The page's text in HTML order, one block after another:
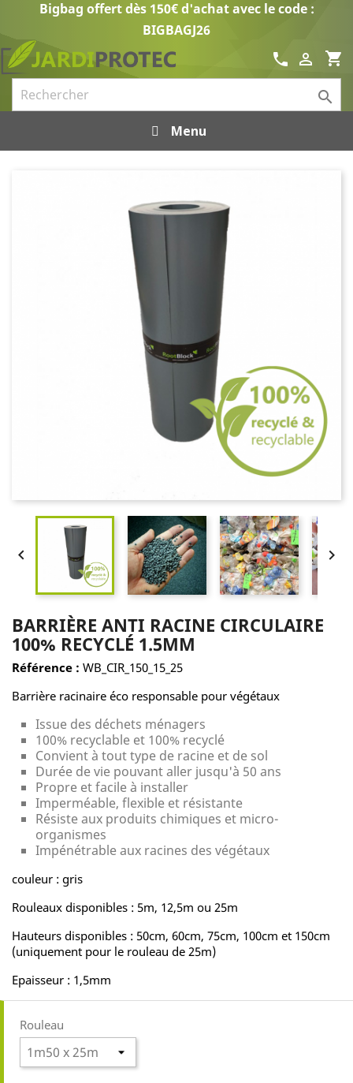
Bigbag offert dès 150€ d'achat avec le code :
BIGBAGJ26
shopping_cart

call

Menu
 
BARRIÈRE ANTI RACINE CIRCULAIRE
100% RECYCLÉ 1.5MM
Référence : WB_CIR_150_15_25
Barrière racinaire éco responsable pour végétaux
Issue des déchets ménagers
100% recyclable et 100% recyclé
Convient à tout type de racine et de sol
Durée de vie pouvant aller jusqu'à 50 ans
Propre et facile à installer
Imperméable, flexible et résistante
Résiste aux produits chimiques et micro-
organismes
Impénétrable aux racines des végétaux
couleur : gris
Rouleaux disponibles : 5m, 12,5m ou 25m
Hauteurs disponibles : 50cm, 60cm, 75cm, 100cm et 150cm
(uniquement pour le rouleau de 25m)
Epaisseur : 1,5mm
Rouleau